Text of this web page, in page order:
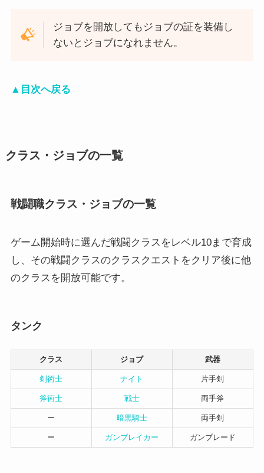
ジョブを開放してもジョブの証を装備し
ないとジョブになれません。
▲目次へ戻る
クラス・ジョブの一覧
戦闘職クラス・ジョブの一覧
ゲーム開始時に選んだ戦闘クラスをレベル10まで育成
し、その戦闘クラスのクラスクエストをクリア後に他
のクラスを開放可能です。
タンク
クラス ジョブ 武器
剣術士 ナイト 片手剣
斧術士 戦士 両手斧
ー 暗黒騎士 両手剣
ー ガンブレイカー ガンブレード